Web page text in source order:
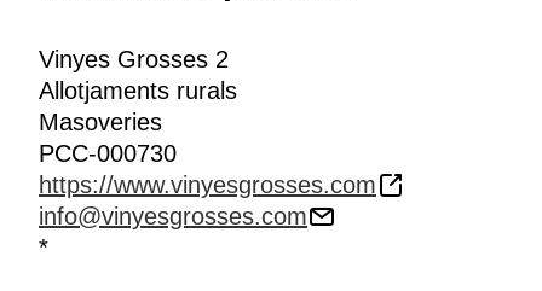
Vinyes Grosses 2
Allotjaments rurals
Masoveries
PCC-000730
https://www.vinyesgrosses.com
info@vinyesgrosses.com
*